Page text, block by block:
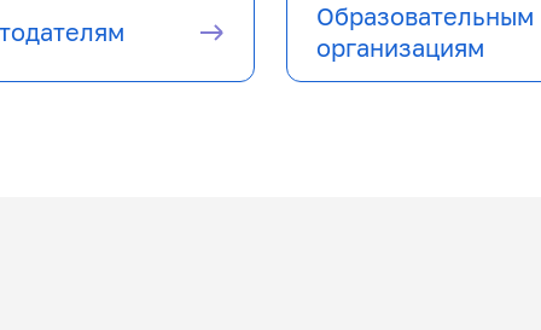
Образовательным
организациям